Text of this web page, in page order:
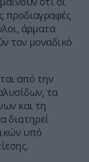
προδιαγραφές
άρματα
τον μοναδικό
από την
τα
και τη
διατηρεί
υπό